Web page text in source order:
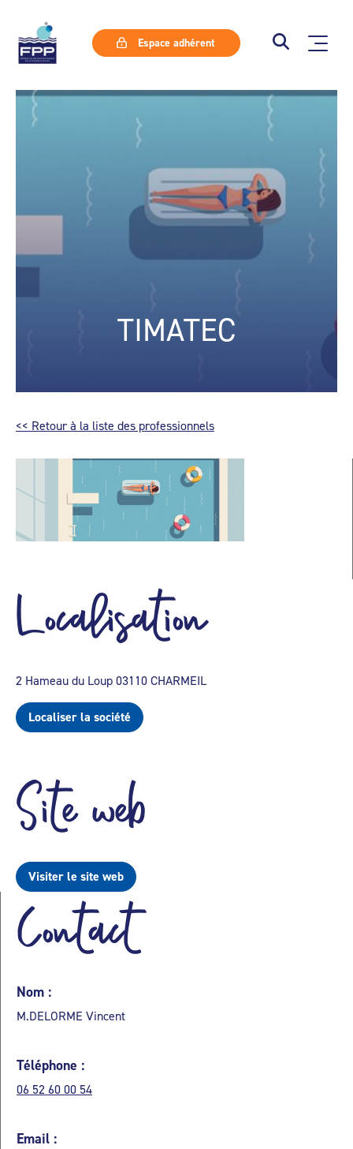
Espace adhérent
TIMATEC
<< Retour à la liste des professionnels
Localisation
2 Hameau du Loup 03110 CHARMEIL
Localiser la société
Site web
Visiter le site web
Contact
Nom :
M.DELORME Vincent
Téléphone :
06 52 60 00 54
Email :